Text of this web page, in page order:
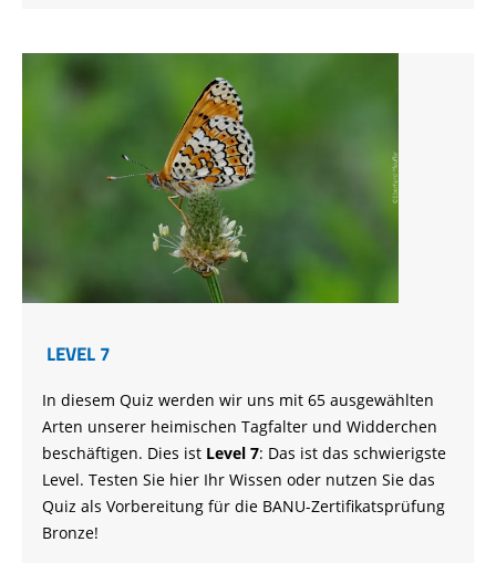
LEVEL 7
In diesem Quiz werden wir uns mit 65 ausgewählten
Arten unserer heimischen Tagfalter und Widderchen
beschäftigen. Dies ist Level 7: Das ist das schwierigste
Level. Testen Sie hier Ihr Wissen oder nutzen Sie das
Quiz als Vorbereitung für die BANU-Zertifikatsprüfung
Bronze!